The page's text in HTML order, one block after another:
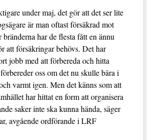
under maj, det gör att det ser lite
är man oftast försäkrad mot
bränderna har de flesta fått en ännu
att försäkringar behövs. Det har
jobb med att förbereda och hitta
oss om det nu skulle bära i
varmt igen. Men det känns som att
har hittat en form att organisera
saker inte ska kunna hända, säger
avgående ordförande i LRF